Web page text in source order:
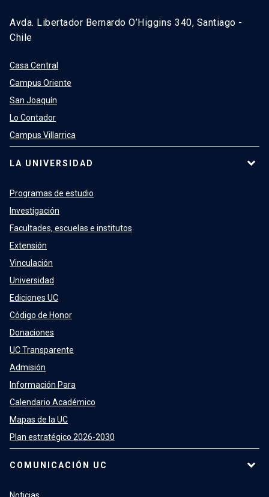
Avda. Libertador Bernardo O’Higgins 340, Santiago -
Chile
Casa Central
Campus Oriente
San Joaquín
Lo Contador
Campus Villarrica
LA UNIVERSIDAD
Programas de estudio
Investigación
Facultades, escuelas e institutos
Extensión
Vinculación
Universidad
Ediciones UC
Código de Honor
Donaciones
UC Transparente
Admisión
Información Para
Calendario Académico
Mapas de la UC
Plan estratégico 2026-2030
COMUNICACIÓN UC
Noticias